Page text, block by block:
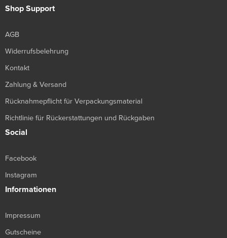
Shop Support
AGB
Widerrufsbelehrung
Kontakt
Zahlung & Versand
Rücknahmepflicht für Verpackungsmaterial
Richtlinie für Rückerstattungen und Rückgaben
Social
Facebook
Instagram
Informationen
Impressum
Gutscheine